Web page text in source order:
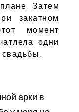
Затем
закатном
момент
одни